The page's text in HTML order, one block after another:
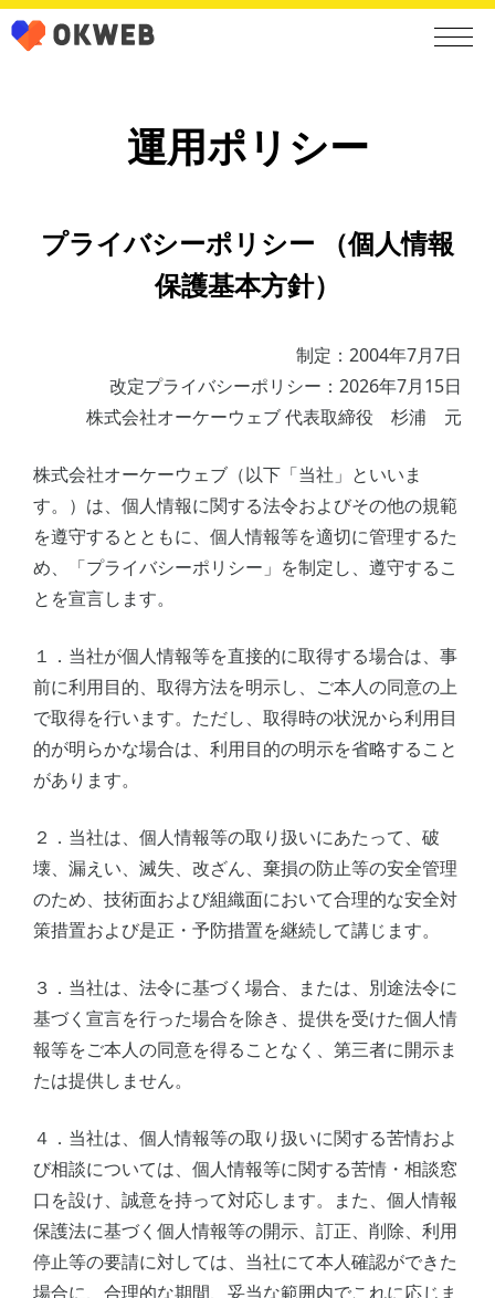
運用ポリシー
プライバシーポリシー （個人情報
保護基本方針）
制定：2004年7月7日
改定プライバシーポリシー：2026年7月15日
株式会社オーケーウェブ 代表取締役 杉浦 元
株式会社オーケーウェブ（以下「当社」といいま
す。）は、個人情報に関する法令およびその他の規範
を遵守するとともに、個人情報等を適切に管理するた
め、「プライバシーポリシー」を制定し、遵守するこ
とを宣言します。
１．当社が個人情報等を直接的に取得する場合は、事
前に利用目的、取得方法を明示し、ご本人の同意の上
で取得を行います。ただし、取得時の状況から利用目
的が明らかな場合は、利用目的の明示を省略すること
があります。
２．当社は、個人情報等の取り扱いにあたって、破
壊、漏えい、滅失、改ざん、棄損の防止等の安全管理
のため、技術面および組織面において合理的な安全対
策措置および是正・予防措置を継続して講じます。
３．当社は、法令に基づく場合、または、別途法令に
基づく宣言を行った場合を除き、提供を受けた個人情
報等をご本人の同意を得ることなく、第三者に開示ま
たは提供しません。
４．当社は、個人情報等の取り扱いに関する苦情およ
び相談については、個人情報等に関する苦情・相談窓
口を設け、誠意を持って対応します。また、個人情報
保護法に基づく個人情報等の開示、訂正、削除、利用
停止等の要請に対しては、当社にて本人確認ができた
場合に、合理的な期間、妥当な範囲内でこれに応じま